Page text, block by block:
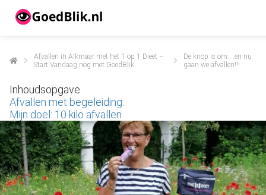
Afvallen in Alkmaar met het 1 op 1 Dieet –
Start Vandaag nog met GoedBlik
De knop is om….en nu
gaan we afvallen!!!
Inhoudsopgave
Afvallen met begeleiding.
Mijn doel: 10 kilo afvallen
zijn
om